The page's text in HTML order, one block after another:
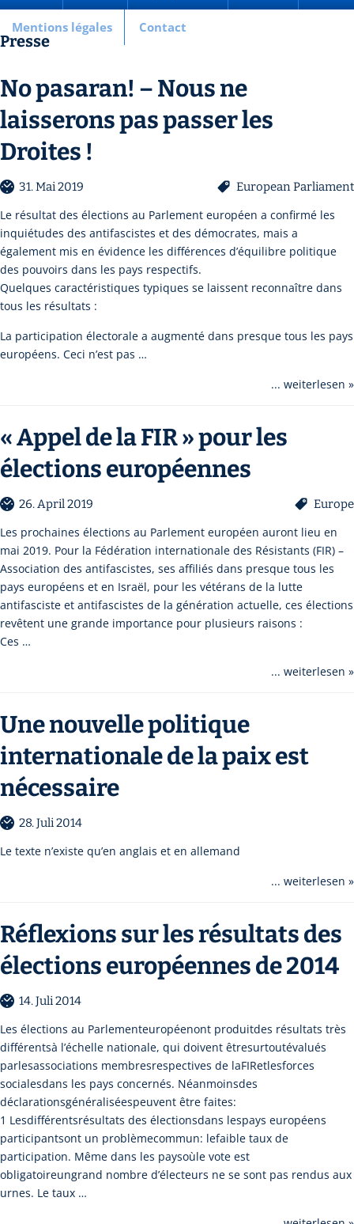
Mentions légales Contact
Presse
No pasaran! – Nous ne
laisserons pas passer les
Droites !
31. Mai 2019 European Parliament
Le résultat des élections au Parlement européen a confirmé les
inquiétudes des antifascistes et des démocrates, mais a
également mis en évidence les différences d’équilibre politique
des pouvoirs dans les pays respectifs.
Quelques caractéristiques typiques se laissent reconnaître dans
tous les résultats :
La participation électorale a augmenté dans presque tous les pays
européens. Ceci n’est pas …
... weiterlesen »
« Appel de la FIR » pour les
élections européennes
26. April 2019 Europe
Les prochaines élections au Parlement européen auront lieu en
mai 2019. Pour la Fédération internationale des Résistants (FIR) –
Association des antifascistes, ses affiliés dans presque tous les
pays européens et en Israël, pour les vétérans de la lutte
antifasciste et antifascistes de la génération actuelle, ces élections
revêtent une grande importance pour plusieurs raisons :
Ces …
... weiterlesen »
Une nouvelle politique
internationale de la paix est
nécessaire
28. Juli 2014
Le texte n’existe qu’en anglais et en allemand
... weiterlesen »
Réflexions sur les résultats des
élections européennes de 2014
14. Juli 2014
Les élections au Parlementeuropéenont produitdes résultats très
différentsà l’échelle nationale, qui doivent êtresurtoutévalués
parlesassociations membresrespectives de laFIRetlesforces
socialesdans les pays concernés. Néanmoinsdes
déclarationsgénéraliséespeuvent être faites:
1 Lesdifférentsrésultats des électionsdans lespays européens
participantsont un problèmecommun: lefaible taux de
participation. Même dans les paysoùle vote est
obligatoireungrand nombre d’électeurs ne se sont pas rendus aux
urnes. Le taux …